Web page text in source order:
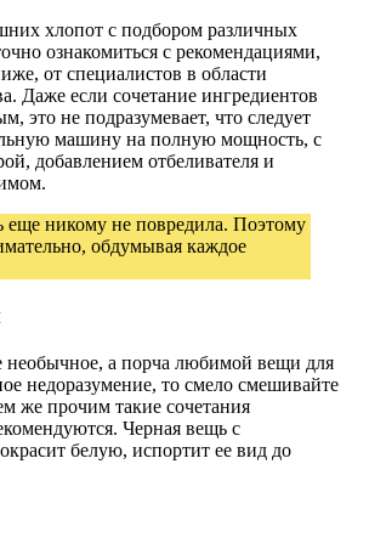
хлопот с подбором различных
ознакомиться с рекомендациями,
от специалистов в области
Даже если сочетание ингредиентов
это не подразумевает, что следует
машину на полную мощность, с
добавлением отбеливателя и
еще никому не повредила. Поэтому
обдумывая каждое
необычное, а порча любимой вещи для
недоразумение, то смело смешивайте
же прочим такие сочетания
Черная вещь с
белую, испортит ее вид до